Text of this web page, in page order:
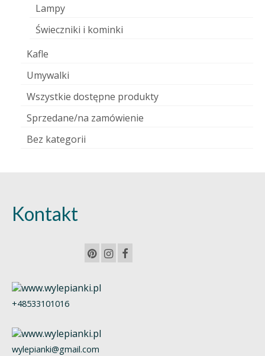
Lampy
Świeczniki i kominki
Kafle
Umywalki
Wszystkie dostępne produkty
Sprzedane/na zamówienie
Bez kategorii
Kontakt
+48533101016
wylepianki@gmail.com